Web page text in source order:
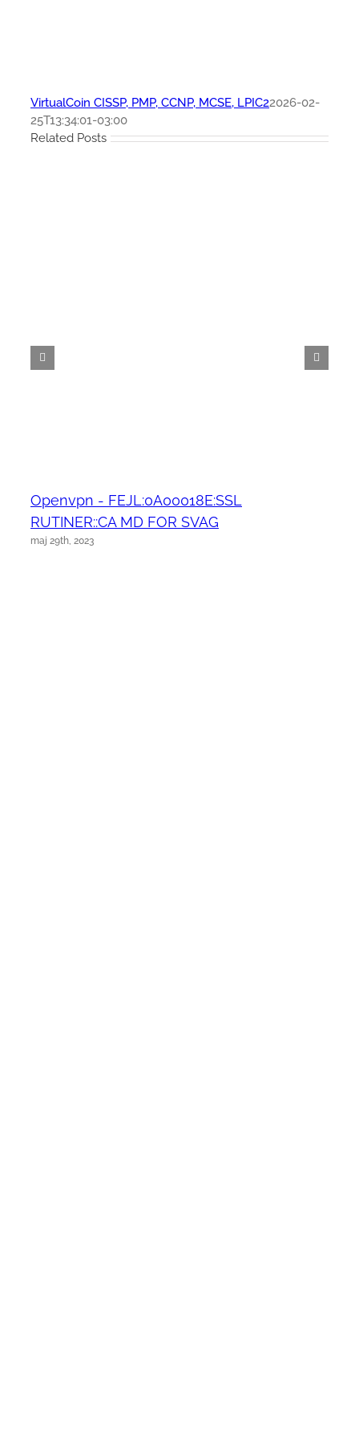
VirtualCoin CISSP, PMP, CCNP, MCSE, LPIC22026-02-
25T13:34:01-03:00
Related Posts
Openvpn - FEJL:0A00018E:SSL
RUTINER::CA MD FOR SVAG
maj 29th, 2023